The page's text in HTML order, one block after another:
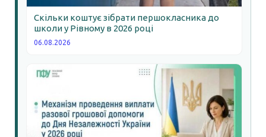
Скільки коштує зібрати першокласника до
школи у Рівному в 2026 році
06.08.2026